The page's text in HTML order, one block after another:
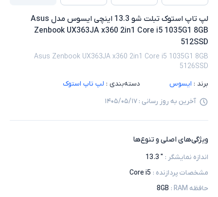
لپ تاپ استوک تبلت شو 13.3 اینچی ایسوس مدل Asus
Zenbook UX363JA x360 2in1 Core i5 1035G1 8GB
512SSD
Asus Zenbook UX363JA x360 2in1 Core i5 1035G1 8GB
5126SSD
برند : ایسوس دسته‌بندی : لپ تاپ استوک
آخرین به روز رسانی : ۱۴۰۵/۰۵/۱۷
ویژگی‌های اصلی و تنوع‌ها
اندازه نمایشگر :
" 13.3
مشخصات پردازنده :
Core i5
حافظه RAM
:
8GB